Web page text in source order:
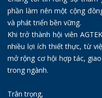
phần làm nên một cộng
và phát triển bền vững.
Khi trở thành hội viên
nhiều lợi ích thiết thực, từ
mở rộng cơ hội hợp tác,
trong ngành.
Trân trọng,